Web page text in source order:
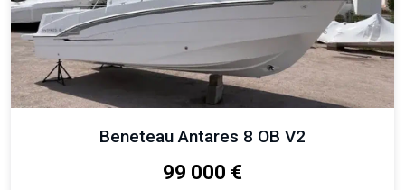
Beneteau Antares 8 OB V2
99 000 €